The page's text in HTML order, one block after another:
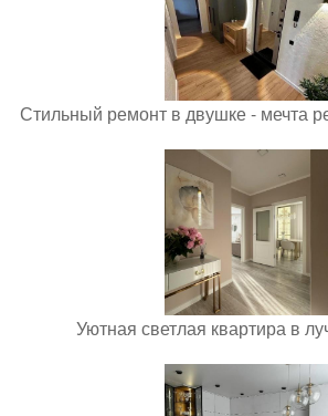
Стильный ремонт в двушке - мечта
Уютная светлая квартира в